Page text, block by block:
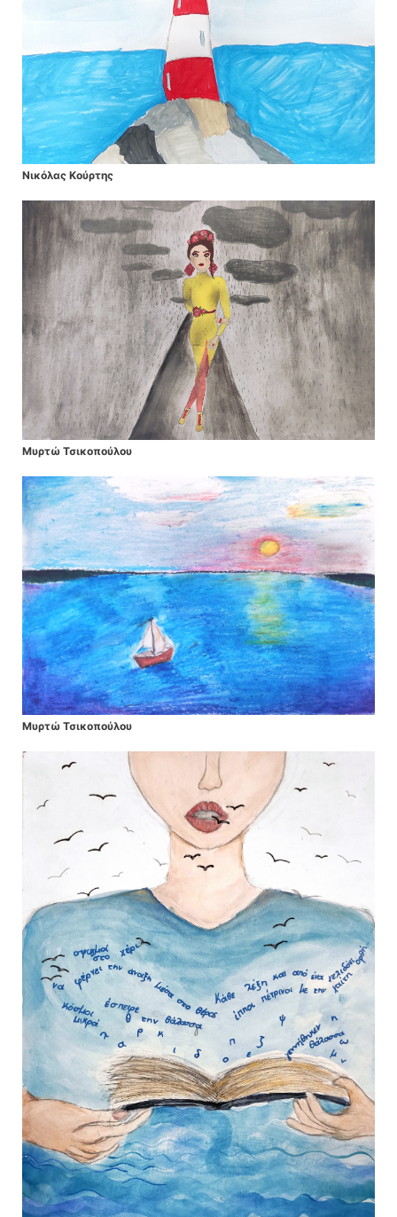
Νικόλας Κούρτης
Μυρτώ Τσικοπούλου
Μυρτώ Τσικοπούλου